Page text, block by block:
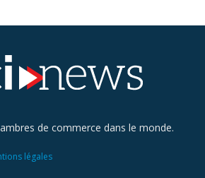
de commerce dans le monde.
légales